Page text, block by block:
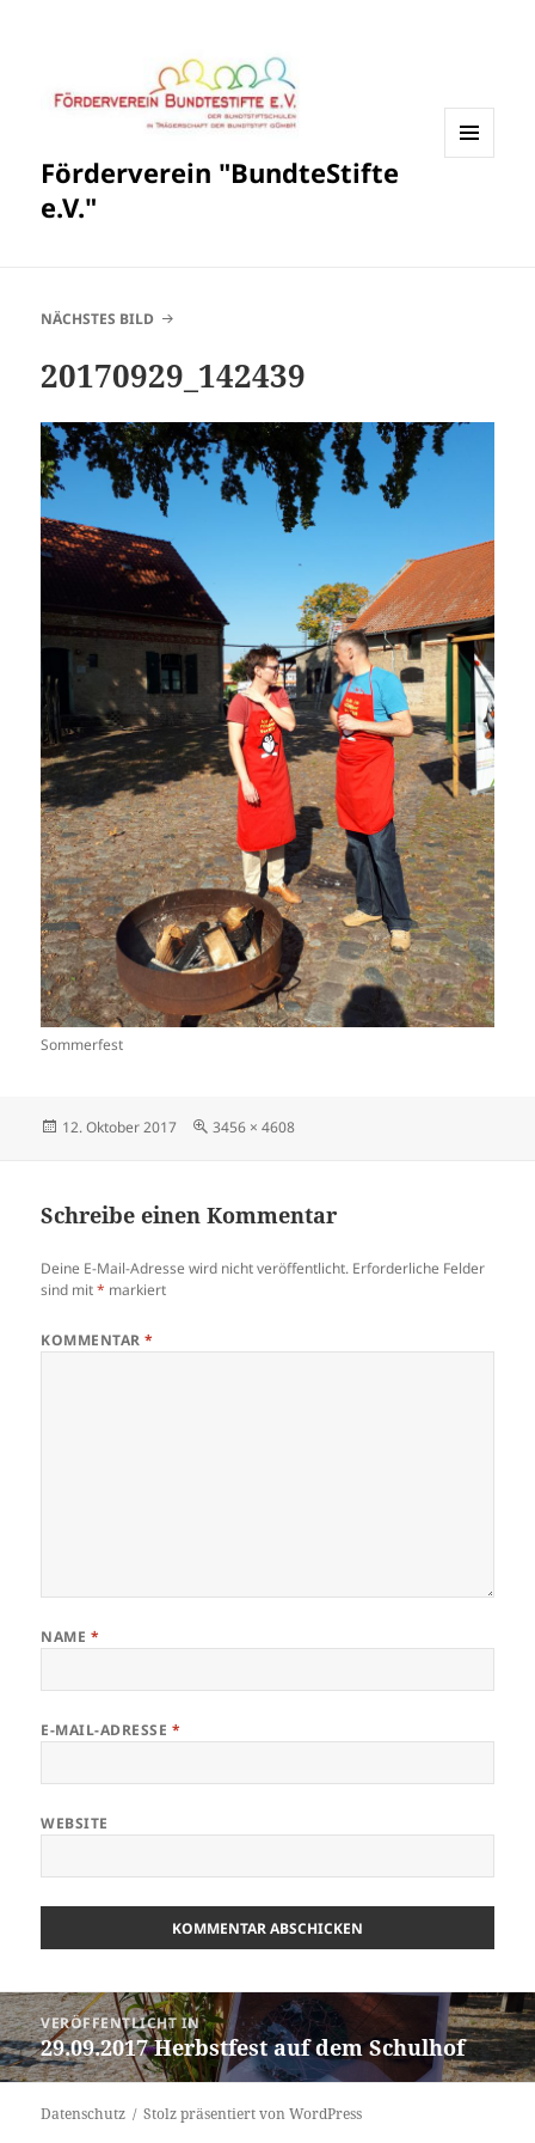
Förderverein "BundteStifte
e.V."
NÄCHSTES BILD
20170929_142439
Sommerfest
Veröffentlicht
12. Oktober 2017 Originalgröße
3456 × 4608
Schreibe einen Kommentar
Deine E-Mail-Adresse wird nicht veröffentlicht. Erforderliche Felder
sind mit* markiert
KOMMENTAR*
NAME *
E-MAIL-ADRESSE *
WEBSITE
Beitragsnavigation
VERÖFFENTLICHT IN
29.09.2017 Herbstfest auf dem Schulhof
Datenschutz Stolz präsentiert von WordPress